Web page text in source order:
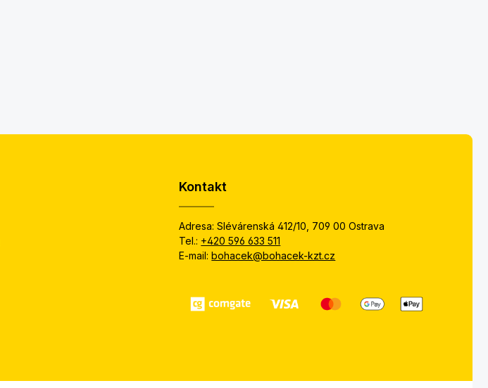
Kontakt
Adresa: Slévárenská 412/10, 709 00 Ostrava
Tel.: +420 596 633 511
E-mail:bohacek@bohacek-kzt.cz